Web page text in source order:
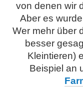
von denen wir
Aber es
Wer mehr über
besser
Kleintieren)
Beispiel an